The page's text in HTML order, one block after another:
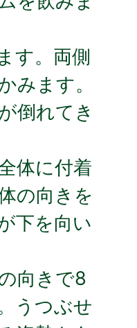
す。両側
みます。
倒れてき
体に付着
の向きを
下を向い
向きで8
うつぶせ